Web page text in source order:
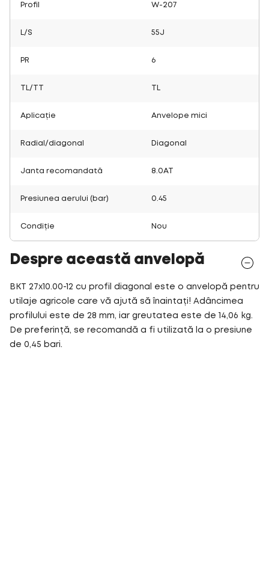
Profil W-207
L/S 55J
PR 6
TL/TT
Aplicație Anvelope mici
Radial/diagonal Diagonal
Janta recomandată 8.0AT
Presiunea aerului (bar) 0.45
Condiție Nou
Despre această anvelopă
BKT 27x10.00-12 cu profil diagonal este o anvelopă pentru
utilaje agricole care vă ajută să înaintați! Adâncimea
profilului este de 28 mm, iar greutatea este de 14,06 kg.
De preferință, se recomandă a fi utilizată la o presiune
de 0,45 bari.